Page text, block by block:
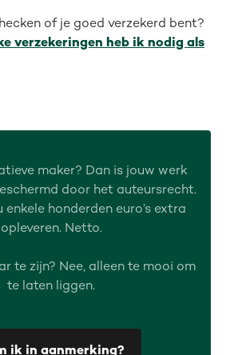
of je goed verzekerd bent?
verzekeringen heb ik nodig als
maker? Dan is jouw werk
door het auteursrecht.
enkele honderden euro’s extra
opleveren. Netto.
te zijn? Nee, alleen te mooi om
te laten liggen.
ik in aanmerking?